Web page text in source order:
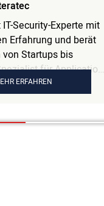
Security-Experte mit
Erfahrung und berät
Startups bis
für Application
kennt er sowohl
Anforderungen als
in IT-Systemen.
ERFAHREN